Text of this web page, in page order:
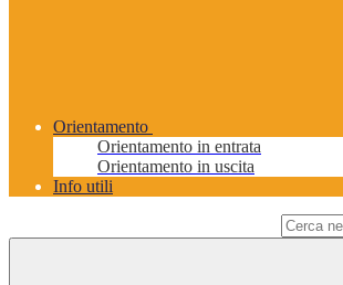
Orientamento
Orientamento in entrata
Orientamento in uscita
Info utili